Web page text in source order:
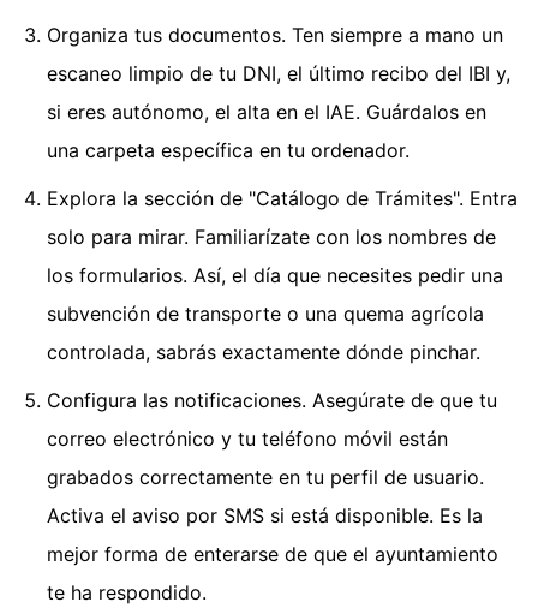
Organiza tus documentos. Ten siempre a mano un
escaneo limpio de tu DNI, el último recibo del IBI y,
si eres autónomo, el alta en el IAE. Guárdalos en
una carpeta específica en tu ordenador.
Explora la sección de "Catálogo de Trámites". Entra
solo para mirar. Familiarízate con los nombres de
los formularios. Así, el día que necesites pedir una
subvención de transporte o una quema agrícola
controlada, sabrás exactamente dónde pinchar.
Configura las notificaciones. Asegúrate de que tu
correo electrónico y tu teléfono móvil están
grabados correctamente en tu perfil de usuario.
Activa el aviso por SMS si está disponible. Es la
mejor forma de enterarse de que el ayuntamiento
te ha respondido.